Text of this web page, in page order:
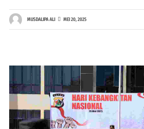
MUSDALIPA ALI MEI 20, 2025